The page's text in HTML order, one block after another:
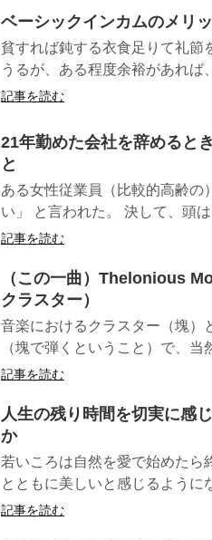
ベーシックインカムのメリ
貧すれば鈍する衣食足りて礼節
うるが、ある程度余裕があれば
記事を読む
21年勤めた会社を辞めると
と
ある女性従業員（比較的高齢の
い」 と言われた。 決して、頭
記事を読む
（この一曲）Thelonious
クラスター）
音楽におけるクラスター（塊）
（塊で弾くということ）で、
記事を読む
人生の残り時間を切実に感
か
若いころは自然を愛で始めたら
とともに美しいと感じるように
記事を読む